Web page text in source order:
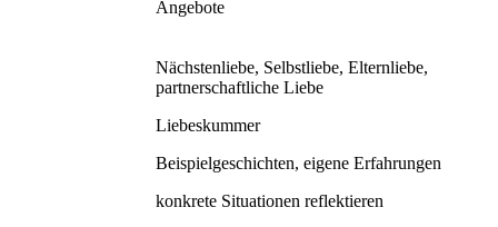
Angebote
Nächstenliebe, Selbstliebe, Elternliebe,
partnerschaftliche Liebe
Liebeskummer
Beispielgeschichten, eigene Erfahrungen
konkrete Situationen reflektieren